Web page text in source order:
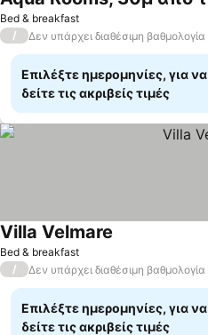
Bed & breakfast
/ Δεν υπάρχει διαθέσιμη βαθμολογία
Επιλέξτε ημερομηνίες, για να
δείτε τις ακριβείς τιμές
Bed & breakfast
Villa Velmare
/ Δεν υπάρχει διαθέσιμη βαθμολογία
Επιλέξτε ημερομηνίες, για να
δείτε τις ακριβείς τιμές